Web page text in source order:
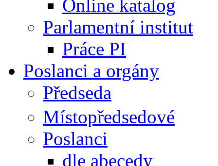
Online katalog
Parlamentní institut
Práce PI
Poslanci a orgány
Předseda
Místopředsedové
Poslanci
dle abecedy